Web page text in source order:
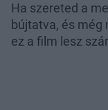
Ha szereted a
bújtatva, és még
ez a film lesz